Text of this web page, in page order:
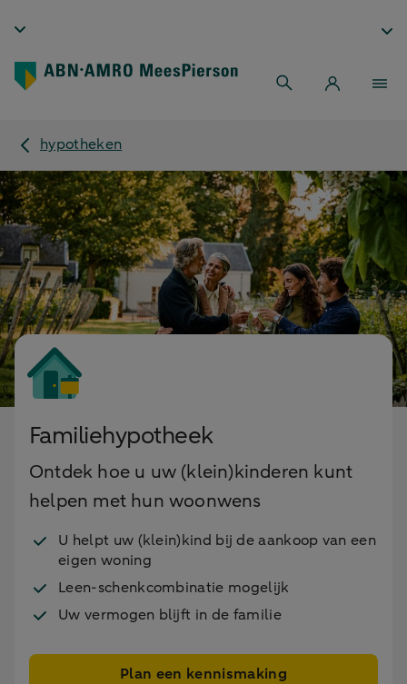
hypotheken
Familiehypotheek
Ontdek hoe u uw (klein)kinderen kunt
helpen met hun woonwens
U helpt uw (klein)kind bij de aankoop van een
eigen woning
Leen-schenkcombinatie mogelijk
Uw vermogen blijft in de familie
Plan een kennismaking